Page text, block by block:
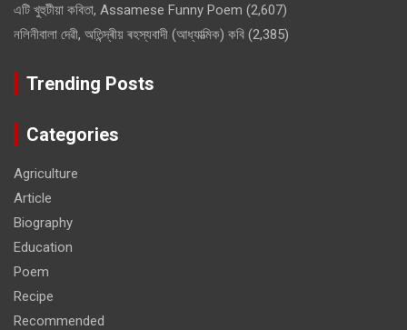
এটি খুহুটীয়া কবিতা, Assamese Funny Poem (2,607)
নলিনীবালা দেৱী, অতিন্দ্ৰীয় ৰহস্যবাদী (আধ্যাত্মিক) কবি (2,385)
Trending Posts
Categories
Agriculture
Article
Biography
Education
Poem
Recipe
Recommended